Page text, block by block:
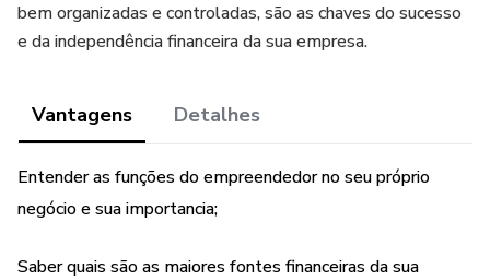
bem organizadas e controladas, são as chaves do sucesso
e da independência financeira da sua empresa.
Vantagens Detalhes
Entender as funções do empreendedor no seu próprio
negócio e sua importancia;
Saber quais são as maiores fontes financeiras da sua